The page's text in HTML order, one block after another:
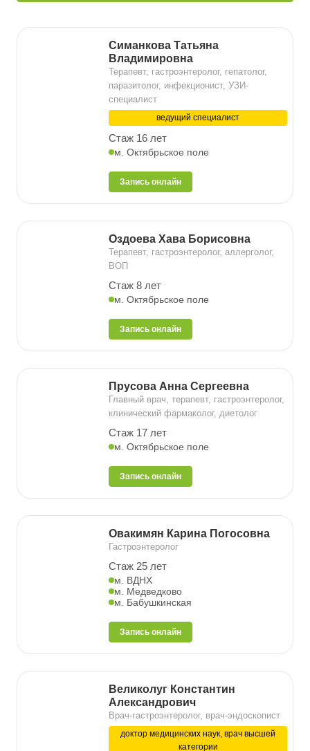
Симанкова Татьяна
Владимировна
Терапевт, гастроэнтеролог, гепатолог,
паразитолог, инфекционист, УЗИ-
специалист
ведущий специалист
Стаж 16 лет
м. Октябрьское поле
Запись онлайн
Оздоева Хава Борисовна
Терапевт, гастроэнтеролог, аллерголог,
ВОП
Стаж 8 лет
м. Октябрьское поле
Запись онлайн
Прусова Анна Сергеевна
Главный врач, терапевт, гастроэнтеролог,
клинический фармаколог, диетолог
Стаж 17 лет
м. Октябрьское поле
Запись онлайн
Овакимян Карина Погосовна
Гастроэнтеролог
Стаж 25 лет
м. ВДНХ
м. Медведково
м. Бабушкинская
Запись онлайн
Великолуг Константин
Александрович
Врач-гастроэнтеролог, врач-эндоскопист
доктор медицинских наук, врач высшей
категории